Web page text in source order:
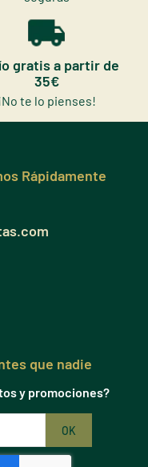
gratis a partir de
35€
te lo pienses!
Rápidamente
que nadie
y promociones?